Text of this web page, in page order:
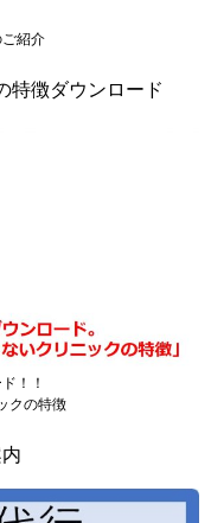
紹介
特徴ダウンロード
！！
クの特徴